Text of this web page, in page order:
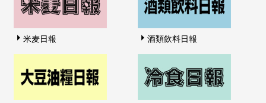
米麦日報 酒類飲料日報